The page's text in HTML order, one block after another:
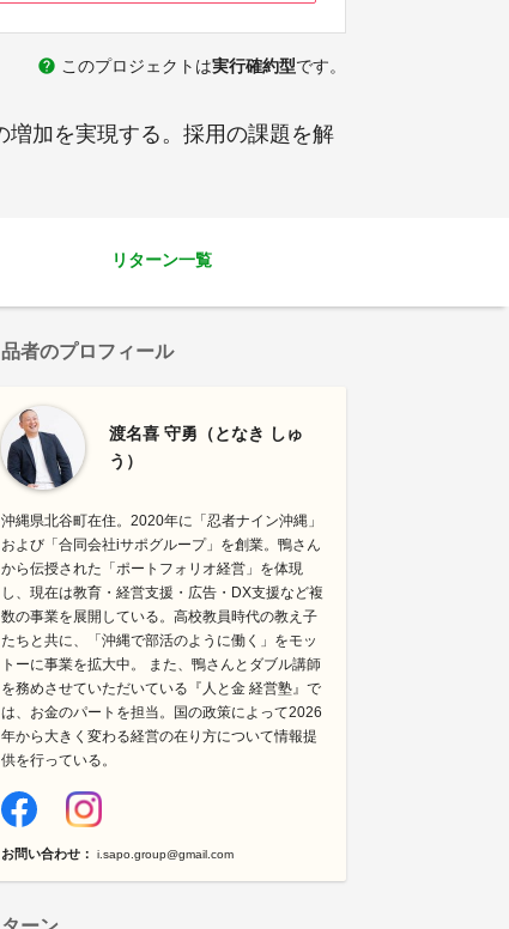
help このプロジェクトは実行確約型です。
増加を実現する。採用の課題を解
リターン一覧
者のプロフィール
渡名喜 守勇（となき しゅ
う）
沖縄県北谷町在住。2020年に「忍者ナイン沖縄」
および「合同会社iサポグループ」を創業。鴨さん
から伝授された「ポートフォリオ経営」を体現
し、現在は教育・経営支援・広告・DX支援など複
数の事業を展開している。高校教員時代の教え子
たちと共に、「沖縄で部活のように働く」をモッ
トーに事業を拡大中。 また、鴨さんとダブル講師
を務めさせていただいている『人と金 経営塾』で
は、お金のパートを担当。国の政策によって2026
年から大きく変わる経営の在り方について情報提
供を行っている。
お問い合わせ： i.sapo.group@gmail.com